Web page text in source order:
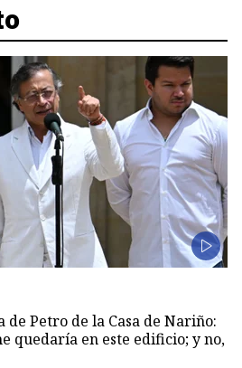
de Petro de la Casa de Nariño:
quedaría en este edificio; y no,